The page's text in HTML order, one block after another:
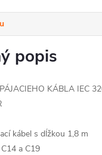
popis
KÁBLA IEC
kábel s dĺžkou 1,8 m
a C19